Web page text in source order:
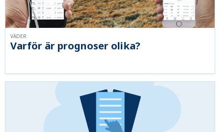
Varför är prognoser olika?
VÄDER